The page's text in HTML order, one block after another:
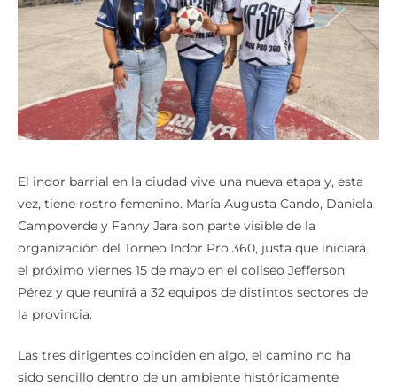
El indor barrial en la ciudad vive una nueva etapa y, esta
vez, tiene rostro femenino. María Augusta Cando, Daniela
Campoverde y Fanny Jara son parte visible de la
organización del Torneo Indor Pro 360, justa que iniciará
el próximo viernes 15 de mayo en el coliseo Jefferson
Pérez y que reunirá a 32 equipos de distintos sectores de
la provincia.
Las tres dirigentes coinciden en algo, el camino no ha
sido sencillo dentro de un ambiente históricamente